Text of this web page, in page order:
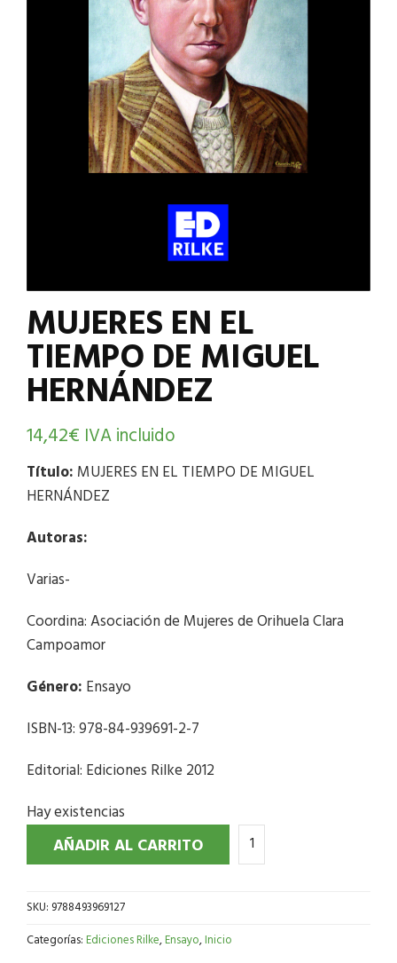
MUJERES EN EL
TIEMPO DE MIGUEL
HERNÁNDEZ
14,42€ IVA incluido
Título: MUJERES EN EL TIEMPO DE MIGUEL
HERNÁNDEZ
Autoras:
Varias-
Coordina: Asociación de Mujeres de Orihuela Clara
Campoamor
Género: Ensayo
ISBN-13: 978-84-939691-2-7
Editorial: Ediciones Rilke 2012
Hay existencias
AÑADIR AL CARRITO
SKU: 9788493969127
Categorías:Ediciones Rilke,Ensayo,Inicio